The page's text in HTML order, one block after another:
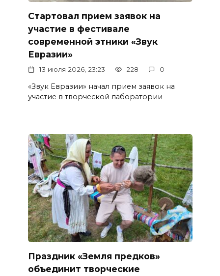
Стартовал прием заявок на
участие в фестивале
современной этники «Звук
Евразии»
13 июля 2026, 23:23 228 0
«Звук Евразии» начал прием заявок на
участие в творческой лаборатории
Праздник «Земля предков»
объединит творческие